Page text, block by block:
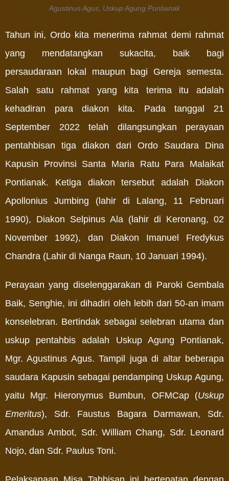
Agustinus Agus, Uskup Agung Pontianak
Tahun ini, Ordo kita menerima rahmat demi rahmat
yang mendatangkan sukacita, baik bagi
persaudaraan lokal maupun bagi Gereja semesta.
Salah satu rahmat yang kita terima itu adalah
kehadiran para diakon kita. Pada tanggal 21
September 2022 telah dilangsungkan perayaan
pentahbisan tiga diakon dari Ordo Saudara Dina
Kapusin Provinsi Santa Maria Ratu Para Malaikat
Pontianak. Ketiga diakon tersebut adalah Diakon
Apollonius Jumbing (lahir di Lalang, 11 Februari
1990), Diakon Selpinus Ala (lahir di Keronang, 02
November 1992), dan Diakon Imanuel Fredykus
Chandra (Lahir di Nanga Raun, 10 Januari 1994).
Perayaan yang diselenggarakan di Paroki Gembala
Baik, Senghie, ini dihadiri oleh lebih dari 50-an imam
konselebran. Bertindak sebagai selebran utama dan
uskup pentahbis adalah Uskup Agung Pontianak,
Mgr. Agustinus Agus. Tampil juga di altar beberapa
saudara Kapusin sebagai pendamping Uskup Agung,
yaitu Mgr. Hieronymus Bumbun, OFMCap (Uskup
Emeritus), Sdr. Faustus Bagara Darmawan, Sdr.
Amandus Ambot, Sdr. William Chang, Sdr. Leonard
Nojo, dan Sdr. Paulus Toni.